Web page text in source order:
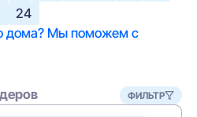
24
дома? Мы поможем с
ФИЛЬТР